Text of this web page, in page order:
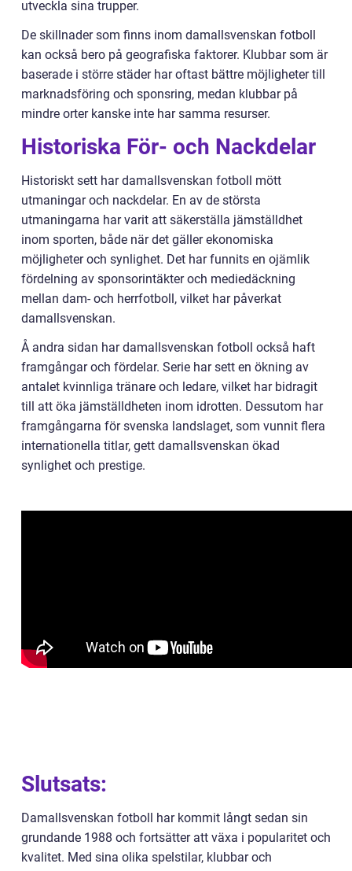
utveckla sina trupper.
De skillnader som finns inom damallsvenskan fotboll
kan också bero på geografiska faktorer. Klubbar som är
baserade i större städer har oftast bättre möjligheter till
marknadsföring och sponsring, medan klubbar på
mindre orter kanske inte har samma resurser.
Historiska För- och Nackdelar
Historiskt sett har damallsvenskan fotboll mött
utmaningar och nackdelar. En av de största
utmaningarna har varit att säkerställa jämställdhet
inom sporten, både när det gäller ekonomiska
möjligheter och synlighet. Det har funnits en ojämlik
fördelning av sponsorintäkter och mediedäckning
mellan dam- och herrfotboll, vilket har påverkat
damallsvenskan.
Å andra sidan har damallsvenskan fotboll också haft
framgångar och fördelar. Serie har sett en ökning av
antalet kvinnliga tränare och ledare, vilket har bidragit
till att öka jämställdheten inom idrotten. Dessutom har
framgångarna för svenska landslaget, som vunnit flera
internationella titlar, gett damallsvenskan ökad
synlighet och prestige.
Slutsats:
Damallsvenskan fotboll har kommit långt sedan sin
grundande 1988 och fortsätter att växa i popularitet och
kvalitet. Med sina olika spelstilar, klubbar och